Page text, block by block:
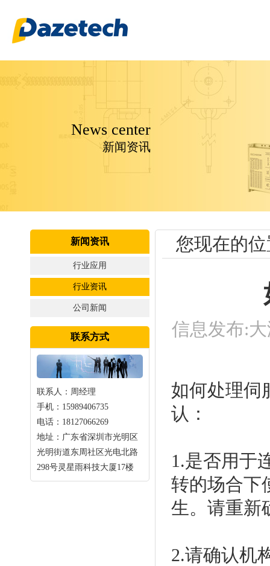
News center
新闻资讯
新闻资讯
行业应用
行业资讯
公司新闻
联系方式
联系人：周经理
手机：15989406735
电话：18127066269
地址：广东省深圳市光明区
光明街道东周社区光电北路
298号灵星雨科技大厦17楼
您现在的
信息发布:
如何处理伺
认：
1.是否用于
转的场合下
生。请重新
2.请确认机